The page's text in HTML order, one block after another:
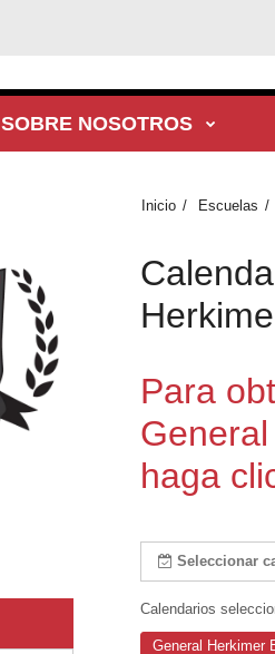
SOBRE NOSOTROS
Inicio Escuelas
Para
haga
Seleccionar
Calendarios
General Herkimer